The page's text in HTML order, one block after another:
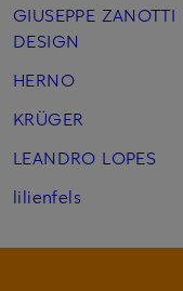
GIUSEPPE ZANOTTI
DESIGN
HERNO
KRÜGER
LEANDRO LOPES
lilienfels